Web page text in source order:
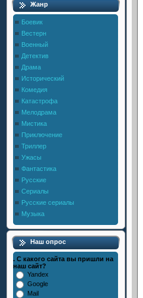
Жанр
Боевик
Вестерн
Военный
Детектив
Драма
Исторический
Комедия
Катастрофа
Мелодрама
Мистика
Приключение
Триллер
Ужасы
Фантастика
Русские
Сериалы
Русские сериалы
Музыка
Наш опрос
. С какого сайта вы пришли на
наш сайт?
Yandex
Google
Mail